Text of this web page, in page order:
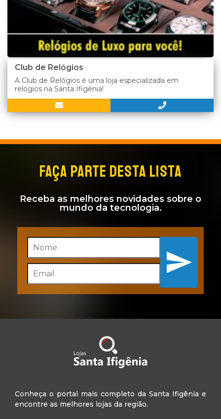
Club de Relógios
A Club de Relógios é uma loja especializada em
relógios na Santa Ifigênia!
FAÇA PARTE DESTA LISTA
Receba as melhores novidades sobre o
mundo da tecnologia.
Inscreva-se
Conheça o portal mais completo da Santa Ifigênia e
encontre as melhores lojas da região.